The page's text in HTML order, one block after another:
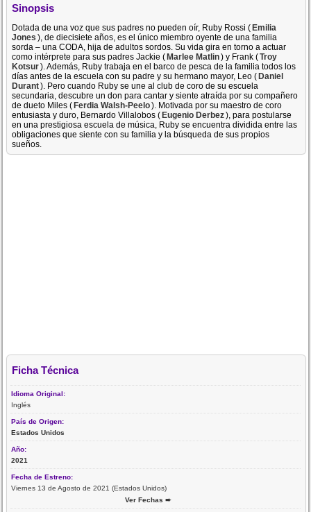
Sinopsis
Dotada de una voz que sus padres no pueden oír, Ruby Rossi (Emilia
Jones ), de diecisiete años, es el único miembro oyente de una familia
sorda – una CODA, hija de adultos sordos. Su vida gira en torno a actuar
como intérprete para sus padres Jackie (Marlee Matlin) y Frank (Troy
Kotsur). Además, Ruby trabaja en el barco de pesca de la familia todos los
días antes de la escuela con su padre y su hermano mayor, Leo (Daniel
Durant). Pero cuando Ruby se une al club de coro de su escuela
secundaria, descubre un don para cantar y siente atraída por su compañero
de dueto Miles (Ferdia Walsh-Peelo). Motivada por su maestro de coro
entusiasta y duro, Bernardo Villalobos (Eugenio Derbez), para postularse
en una prestigiosa escuela de música, Ruby se encuentra dividida entre las
obligaciones que siente con su familia y la búsqueda de sus propios
sueños.
Ficha Técnica
Idioma Original:
Inglés
País de Origen:
Estados Unidos
Año:
2021
Fecha de Estreno:
Viernes 13 de Agosto de 2021 (Estados Unidos)
Ver Fechas ➨